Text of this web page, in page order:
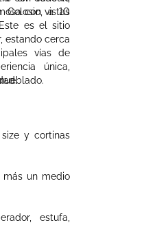
con vistas
es el sitio
estando cerca
vías de
única,
Colosio, a 10
y cortinas
un medio
estufa,